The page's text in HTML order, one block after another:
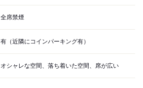
全席禁煙
有（近隣にコインパーキング有）
オシャレな空間、落ち着いた空間、席が広い